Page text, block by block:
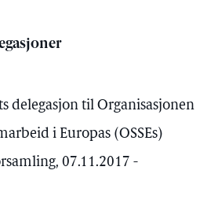
delegasjon til Organisasjonen
i Europas (OSSEs)
07.11.2017 -